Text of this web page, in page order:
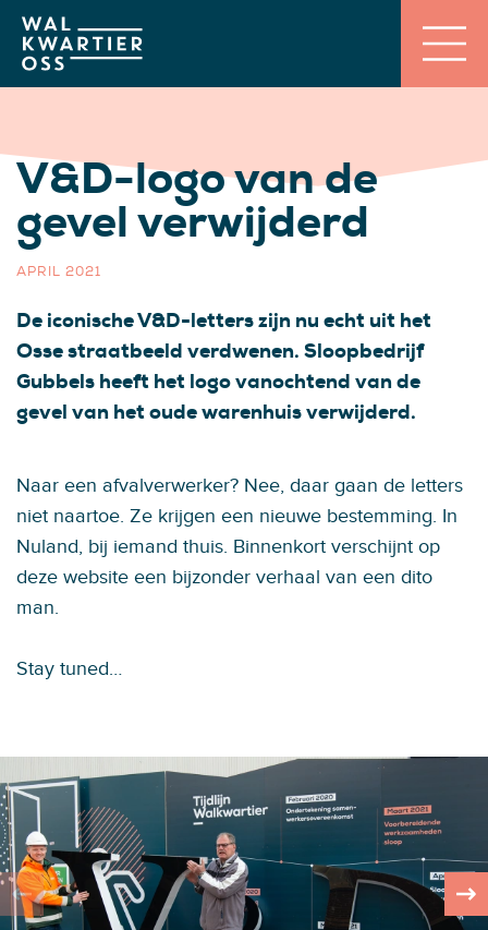
V&D-logo van de
gevel verwijderd
APRIL 2021
De iconische V&D-letters zijn nu echt uit het
Osse straatbeeld verdwenen. Sloopbedrijf
Gubbels heeft het logo vanochtend van de
gevel van het oude warenhuis verwijderd.
Naar een afvalverwerker? Nee, daar gaan de letters
niet naartoe. Ze krijgen een nieuwe bestemming. In
Nuland, bij iemand thuis. Binnenkort verschijnt op
deze website een bijzonder verhaal van een dito
man.
Stay tuned…